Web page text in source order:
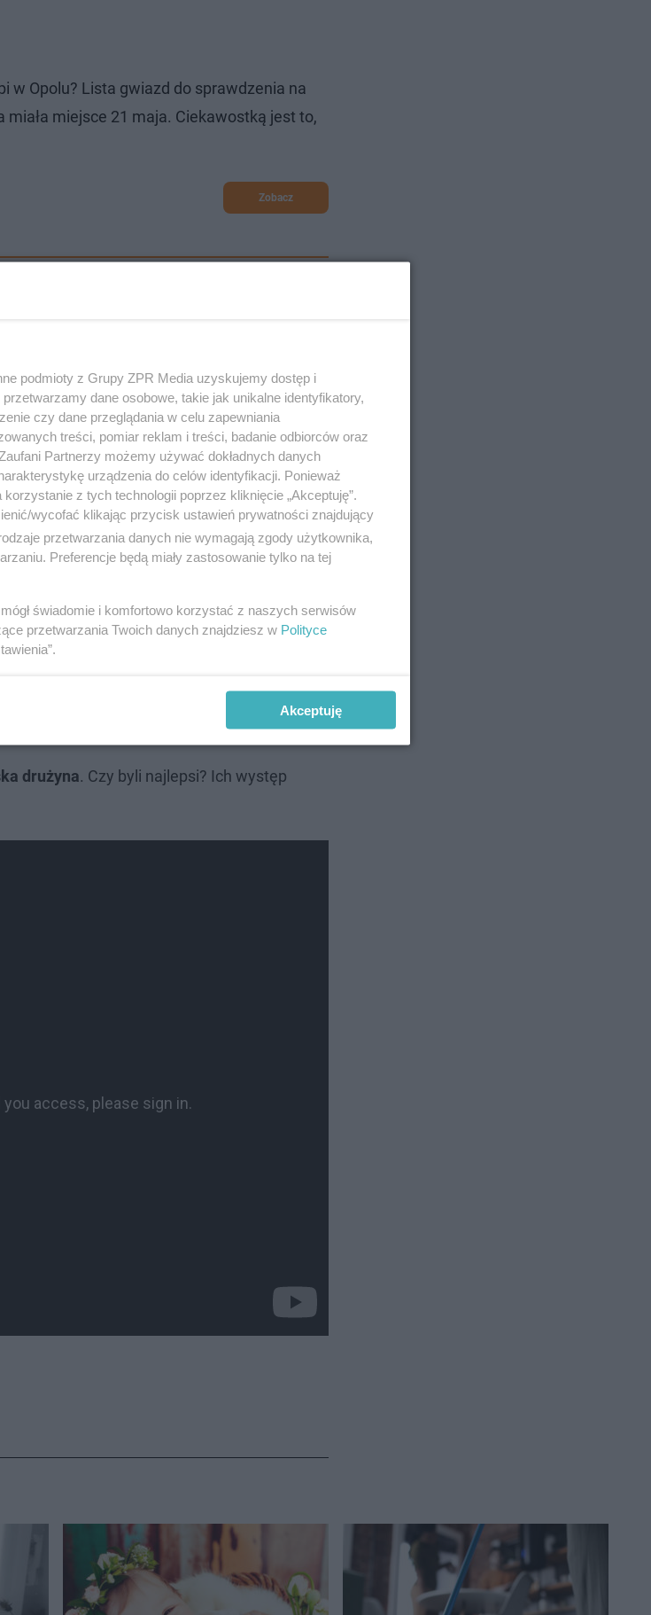
w Opolu? Lista gwiazd do sprawdzenia na
miejsce 21 maja. Ciekawostką jest to,
Zobacz
będzie naszych piłkarzy. Każda z
zarówno kompozycji rockowych, jak i rapu!
drużyna. Czy byli najlepsi? Ich występ
podmioty z Grupy ZPR Media uzyskujemy dostęp i
dane osobowe, takie jak unikalne identyfikatory,
czy dane przeglądania w celu zapewniania
treści, pomiar reklam i treści, badanie odbiorców oraz
Partnerzy możemy używać dokładnych danych
urządzenia do celów identyfikacji. Ponieważ
z tych technologii poprzez kliknięcie „Akceptuję”.
wycofać klikając przycisk ustawień prywatności znajdujący
przetwarzania danych nie wymagają zgody użytkownika,
Preferencje będą miały zastosowanie tylko na tej
świadomie i komfortowo korzystać z naszych serwisów
przetwarzania Twoich danych znajdziesz w Polityce
Akceptuję